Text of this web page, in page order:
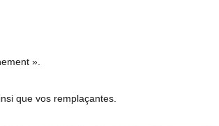
».
que vos remplaçantes.